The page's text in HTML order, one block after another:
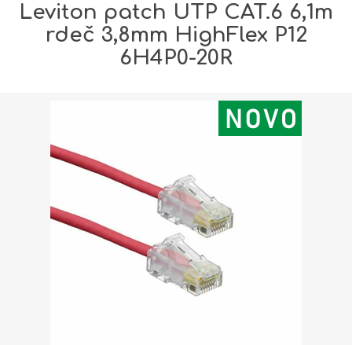
Leviton patch UTP CAT.6 6,1m
rdeč 3,8mm HighFlex P12
6H4P0-20R